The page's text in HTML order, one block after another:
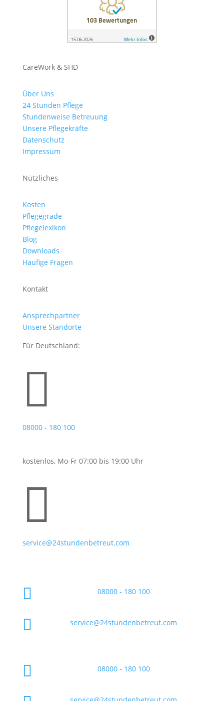
CareWork & SHD
Über Uns
24 Stunden Pflege
Stundenweise Betreuung
Unsere Pflegekräfte
Datenschutz
Impressum
Nützliches
Kosten
Pflegegrade
Pflegelexikon
Blog
Downloads
Häufige Fragen
Kontakt
Ansprechpartner
Unsere Standorte
Für Deutschland:

08000 - 180 100
kostenlos, Mo-Fr 07:00 bis 19:00 Uhr

service@24stundenbetreut.com
 08000 - 180 100
 service@24stundenbetreut.com
 08000 - 180 100